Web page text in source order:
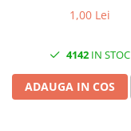
1,00 Lei
4142IN STOC
ADAUGA IN COS